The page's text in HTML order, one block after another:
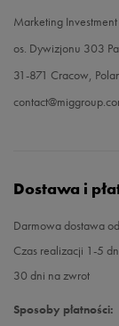
Marketing
os. Dywizjonu 303
31-871 Cracow,
Dostawa i
Darmowa dostawa
Czas realizacji 1-5
30 dni na zwrot
Sposoby płatności: